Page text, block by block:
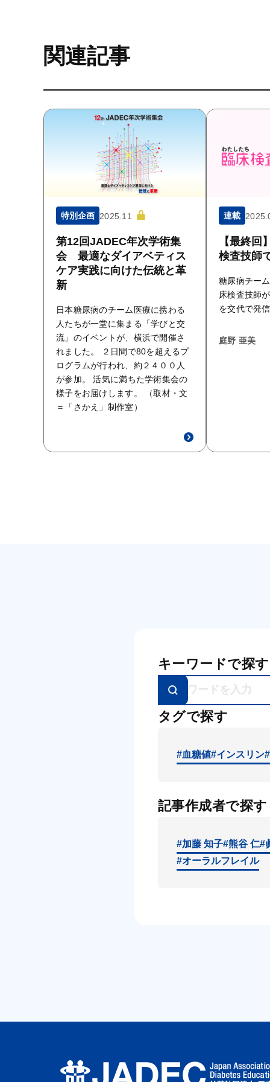
関連記事
特別企画 2025.11
第12回JADEC年次学術集
会 最適なダイアベティス
ケア実践に向けた伝統と革
新
日本糖尿病のチーム医療に携わる
人たちが一堂に集まる「学びと交
流」のイベントが、横浜で開催さ
れました。 ２日間で80を超えるプ
ログラムが行われ、約２４００人
が参加。 活気に満ちた学術集会の
様子をお届けします。 （取材・文
＝「さかえ」制作室）
連載
【最終回
検査技師
糖尿病チー
床検査技師
を交代で発信
庭野 亜美
キーワードで探す
タグで探す
#血糖値#インスリン
記事作成者で探す
#加藤 知子#熊谷 仁#
#オーラルフレイル